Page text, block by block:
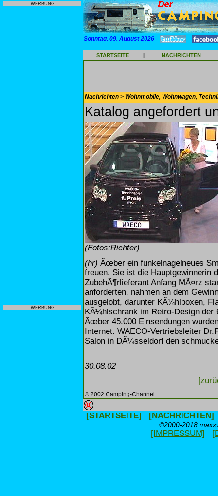
WERBUNG
WERBUNG
Sonntag, 09. August 2026
STARTSEITE | NACHRICHTEN
Nachrichten > Wohnmobile, Wohnwagen,
Katalog angefordert
(Fotos:Richter)
(hr) Ãœber ein funkelnagelneues
freuen. Sie ist die Hauptgewinnerin
ZubehÃ¶rlieferant Anfang MÃ¤rz
anforderten, nahmen an dem
ausgelobt, darunter KÃ¼hlboxen,
KÃ¼hlschrank im Retro-Design der
Ãœber 45.000 Einsendungen
Internet. WAECO-Vertriebsleiter
Salon in DÃ¼sseldorf den
30.08.02
© 2002 Camping-Channel
[STARTSEITE] [NACHRICHTEN]
©2000-2018
[IMPRESSUM]